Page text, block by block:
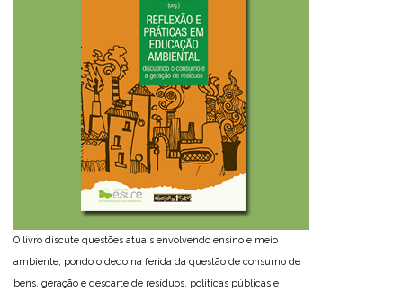
O livro discute questões atuais envolvendo ensino e meio
ambiente, pondo o dedo na ferida da questão de consumo de
bens, geração e descarte de resíduos, políticas públicas e